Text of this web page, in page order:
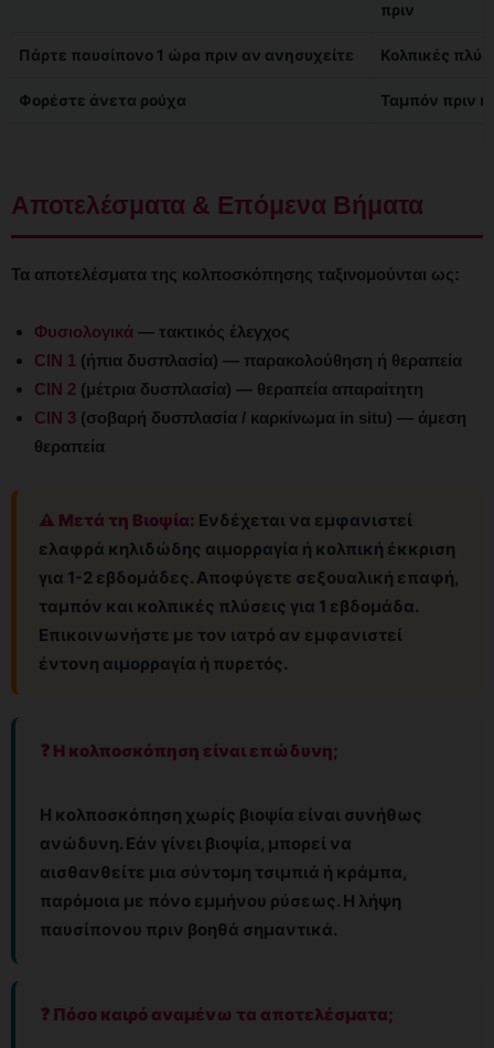
πριν
Πάρτε παυσίπονο 1 ώρα πριν αν ανησυχείτε Κολπικές
Φορέστε άνετα ρούχα Ταμπόν πριν
Αποτελέσματα & Επόμενα Βήματα
Τα αποτελέσματα της κολποσκόπησης ταξινομούνται ως:
Φυσιολογικά — τακτικός έλεγχος
CIN 1 (ήπια δυσπλασία) — παρακολούθηση ή θεραπεία
CIN 2 (μέτρια δυσπλασία) — θεραπεία απαραίτητη
CIN 3 (σοβαρή δυσπλασία / καρκίνωμα in situ) — άμεση
θεραπεία
⚠️ Μετά τη Βιοψία: Ενδέχεται να εμφανιστεί
ελαφρά κηλιδώδης αιμορραγία ή κολπική έκκριση
για 1-2 εβδομάδες. Αποφύγετε σεξουαλική επαφή,
ταμπόν και κολπικές πλύσεις για 1 εβδομάδα.
Επικοινωνήστε με τον ιατρό αν εμφανιστεί
έντονη αιμορραγία ή πυρετός.
❓ Η κολποσκόπηση είναι επώδυνη;
Η κολποσκόπηση χωρίς βιοψία είναι συνήθως
ανώδυνη. Εάν γίνει βιοψία, μπορεί να
αισθανθείτε μια σύντομη τσιμπιά ή κράμπα,
παρόμοια με πόνο εμμήνου ρύσεως. Η λήψη
παυσίπονου πριν βοηθά σημαντικά.
❓ Πόσο καιρό αναμένω τα αποτελέσματα;